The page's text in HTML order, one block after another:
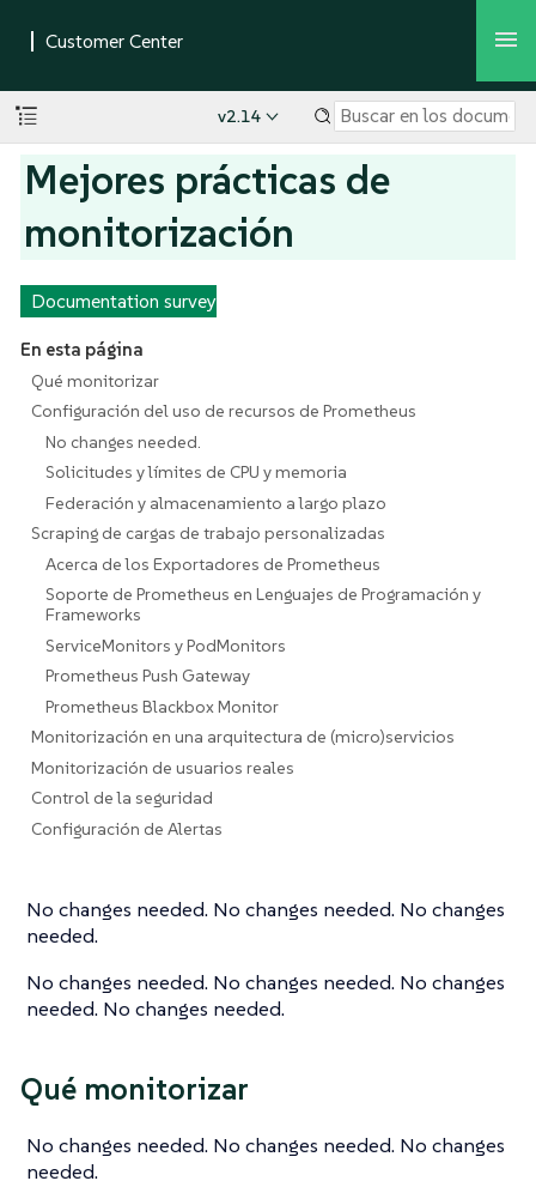
v2.14
Mejores prácticas de
monitorización
Documentation survey
En esta página
Qué monitorizar
Configuración del uso de recursos de Prometheus
No changes needed.
Solicitudes y límites de CPU y memoria
Federación y almacenamiento a largo plazo
Scraping de cargas de trabajo personalizadas
Acerca de los Exportadores de Prometheus
Soporte de Prometheus en Lenguajes de Programación y
Frameworks
ServiceMonitors y PodMonitors
Prometheus Push Gateway
Prometheus Blackbox Monitor
Monitorización en una arquitectura de (micro)servicios
Monitorización de usuarios reales
Control de la seguridad
Configuración de Alertas
No changes needed. No changes needed. No changes
needed.
No changes needed. No changes needed. No changes
needed. No changes needed.
Qué monitorizar
No changes needed. No changes needed. No changes
needed.